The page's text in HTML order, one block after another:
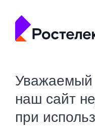
Уважаемый
наш сайт
при